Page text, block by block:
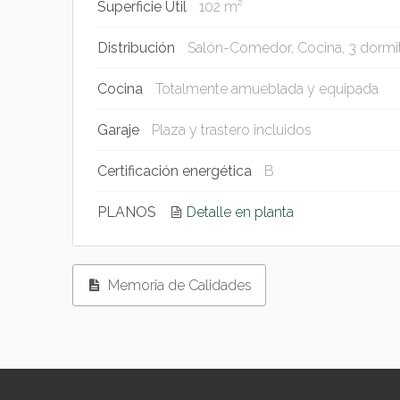
Superficie Util 102 m²
Distribución Salón-Comedor, Cocina, 3
Cocina Totalmente amueblada y equipada
Garaje Plaza y trastero incluidos
Certificación energética B
PLANOS Detalle en planta
Memoria de Calidades